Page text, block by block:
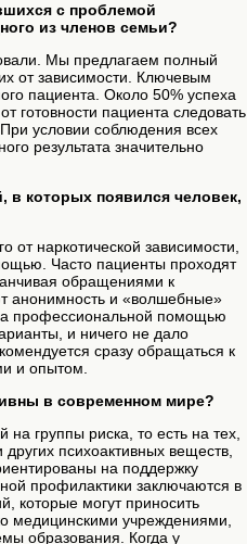
с проблемой
из членов семьи?
Мы предлагаем полный
от зависимости. Ключевым
пациента. Около 50% успеха
готовности пациента следовать
условии соблюдения всех
результата значительно
которых появился человек,
наркотической зависимости,
Часто пациенты проходят
обращениями к
анонимность и «волшебные»
профессиональной помощью
и ничего не дало
сразу обращаться к
и опытом.
в современном мире?
группы риска, то есть на тех,
психоактивных веществ,
на поддержку
профилактики заключаются в
которые могут приносить
медицинскими учреждениями,
образования. Когда у